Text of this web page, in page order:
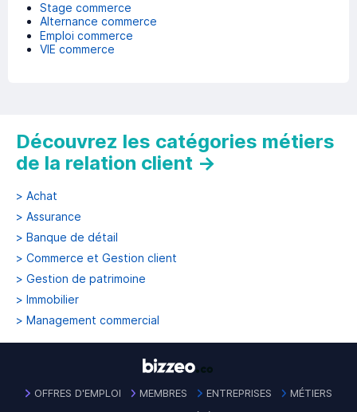
Stage commerce
Alternance commerce
Emploi commerce
VIE commerce
Découvrez les catégories métiers
de la relation client →
> Achat
> Assurance
> Banque de détail
> Commerce et Gestion client
> Gestion de patrimoine
> Immobilier
> Management commercial
OFFRES D'EMPLOI MEMBRES ENTREPRISES
MÉTIERS